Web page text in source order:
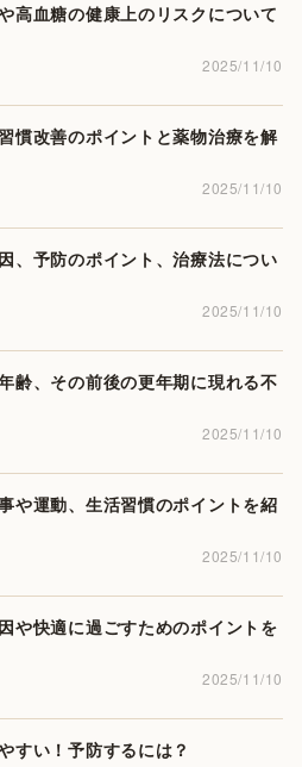
高血糖の健康上のリスクについて
2025/11/10
慣改善のポイントと薬物治療を解
2025/11/10
、予防のポイント、治療法につい
2025/11/10
齢、その前後の更年期に現れる不
2025/11/10
や運動、生活習慣のポイントを紹
2025/11/10
や快適に過ごすためのポイントを
2025/11/10
すい！予防するには？